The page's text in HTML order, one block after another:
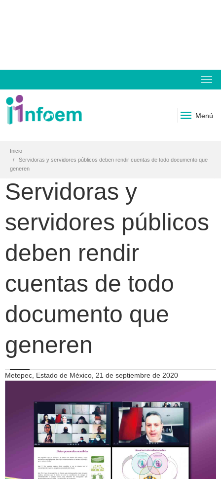
Menú
Inicio
Servidoras y servidores públicos deben rendir cuentas de todo documento que
generen
Servidoras y
servidores públicos
deben rendir
cuentas de todo
documento que
generen
Metepec, Estado de México, 21 de septiembre de 2020